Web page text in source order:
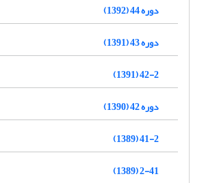
دوره 44 (1392)
دوره 43 (1391)
42-2 (1391)
دوره 42 (1390)
41-2 (1389)
2-41 (1389)